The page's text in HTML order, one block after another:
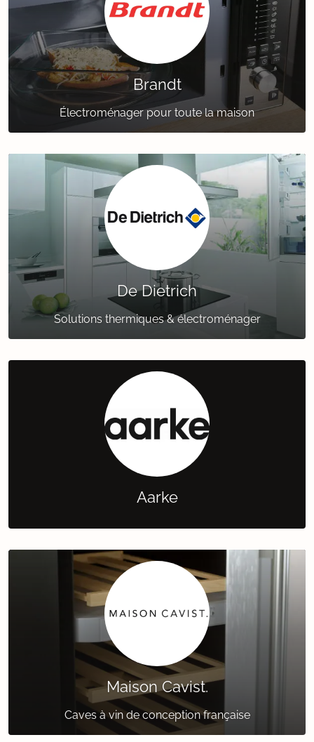
Brandt
Électroménager pour toute la maison
De Dietrich
Solutions thermiques & électroménager
Aarke
Maison Cavist.
Caves à vin de conception française